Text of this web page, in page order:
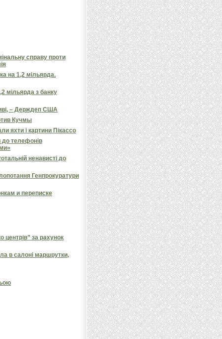
справу проти
на 1,2 мільярда.
мільярда з банку
– Держдеп США
Кучмы
яхти і картини Пікассо
до телефонів
ненависті до
Генпрокуратури
и переписке
за рахунок
в салоні маршрутки,